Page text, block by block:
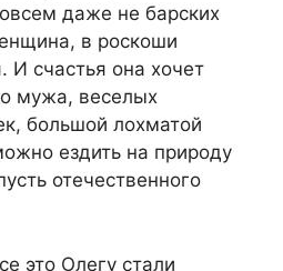
даже не барских
в роскоши
И счастья она хочет
мужа, веселых
большой лохматой
ездить на природу
отечественного
это Олегу стали